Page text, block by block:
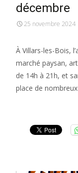
décembre
25 novembre 2024
À Villars-les-Bois,
marché paysan,
de 14h à 21h, et
place de